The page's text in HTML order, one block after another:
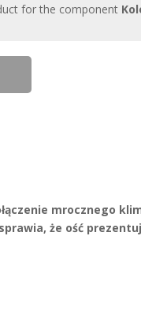
for the component
mrocznego
że ość